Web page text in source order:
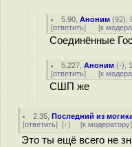
5.90 ,Аноним (92),
[ответить] [к
Соединённые
5.227 ,Аноним (-),
[ответить] [к
СШП же
2.35 ,Последний из
[ответить] [↑] [к модератору]
Это ты ещё всего не